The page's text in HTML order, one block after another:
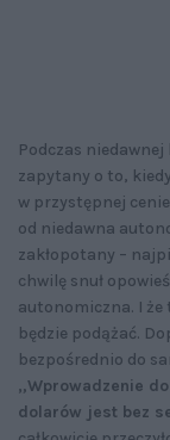
Podczas
zapytany o to,
w przystępnej
od niedawna
zakłopotany –
chwilę snuł
autonomiczna. I
będzie podążać.
bezpośrednio do
„Wprowadzenie
dolarów jest bez